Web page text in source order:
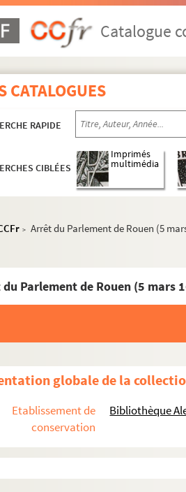
Catalogue
CATALOGUES
RAPIDE
CIBLÉES
Imprimés
multimédia
> Arrêt du Parlement de Rouen (5
Parlement de Rouen (5 mars
globale de la
Etablissement de
conservation
Bibliothèque